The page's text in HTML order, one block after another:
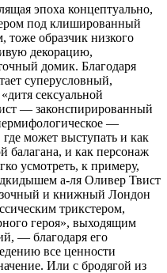
эпоха концептуально,
под клишированный
тоже образчик низкого
декорацию,
домик. Благодаря
суперусловный,
сексуальной
— законспирированный
—
может выступать и как
балагана, и как персонаж
усмотреть, к примеру,
а-ля Оливер Твист
и книжный Лондон
трикстером,
героя», выходящим
— благодаря его
все ценности
Или с бродягой из